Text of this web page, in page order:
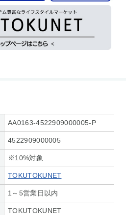
AA0163-4522909000005-P
4522909000005
※10%対象
TOKUTOKUNET
1～5営業日以内
TOKUTOKUNET